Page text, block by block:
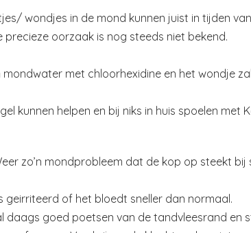
wondjes in de mond kunnen juist in tijden
oorzaak is nog steeds niet bekend.
met chloorhexidine en het wondje
kunnen helpen en bij niks in huis spoelen met
zo’n mondprobleem dat de kop op steekt bij
geirriteerd of het bloedt sneller dan normaal.
daags goed poetsen van de tandvleesrand en